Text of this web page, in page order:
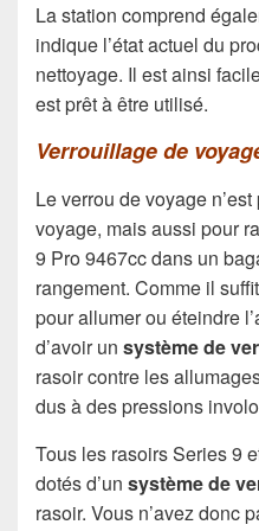
La station comprend
indique l’état actuel du
nettoyage. Il est ainsi
est prêt à être utilisé.
Verrouillage de
Le verrou de voyage
voyage, mais aussi pour
9 Pro 9467cc dans un
rangement. Comme il
pour allumer ou éteindre
d’avoir un système de
rasoir contre les
dus à des pressions
Tous les rasoirs Series 9
dotés d’un système de
rasoir. Vous n’avez donc